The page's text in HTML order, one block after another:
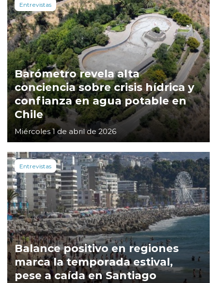
Entrevistas
Barómetro revela alta
conciencia sobre crisis hídrica y
confianza en agua potable en
Chile
Miércoles 1 de abril de 2026
Entrevistas
Balance positivo en regiones
marca la temporada estival,
pese a caída en Santiago